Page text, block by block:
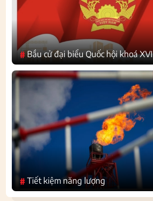
#Bầu cử đại biểu Quốc hội khoá XVI
#Tiết kiệm năng lượng